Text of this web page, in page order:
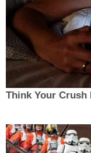
Think Your Crush